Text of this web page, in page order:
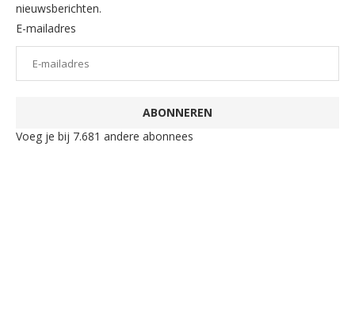
nieuwsberichten.
E-mailadres
ABONNEREN
Voeg je bij 7.681 andere abonnees